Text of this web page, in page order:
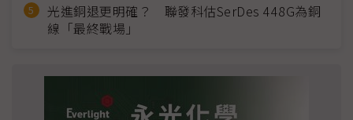
光進銅退更明確？ 聯發科估SerDes 448G為銅
線「最終戰場」